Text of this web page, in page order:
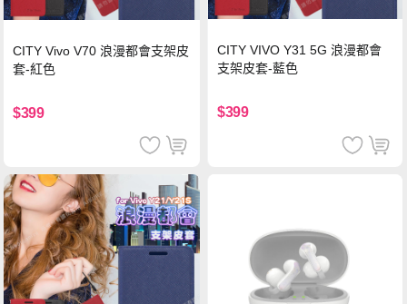
CITY Vivo V70 浪漫都會支架皮
套-紅色
$399
CITY VIVO Y31 5G 浪漫都會
支架皮套-藍色
$399